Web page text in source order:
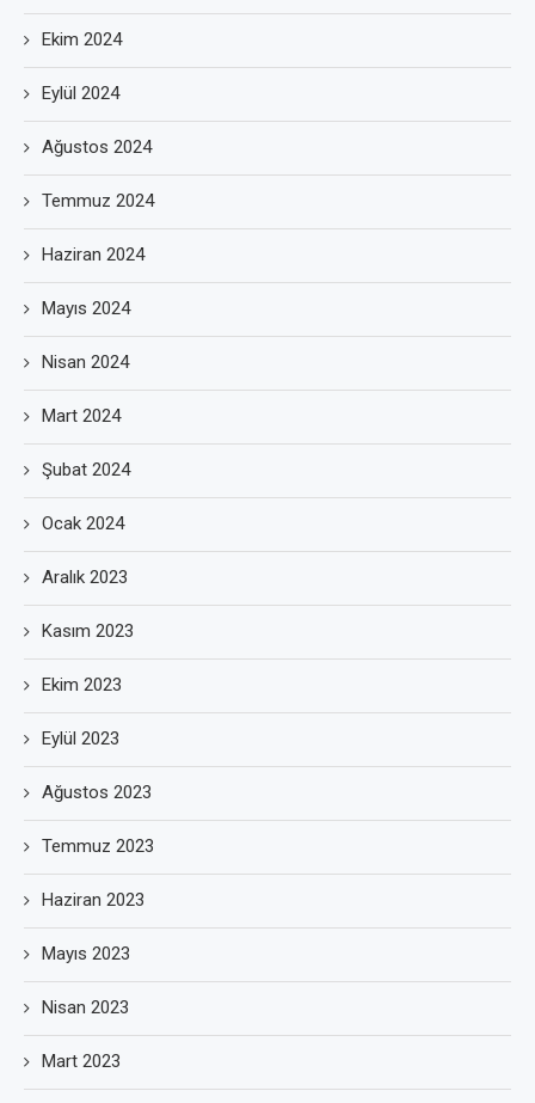
Ekim 2024
Eylül 2024
Ağustos 2024
Temmuz 2024
Haziran 2024
Mayıs 2024
Nisan 2024
Mart 2024
Şubat 2024
Ocak 2024
Aralık 2023
Kasım 2023
Ekim 2023
Eylül 2023
Ağustos 2023
Temmuz 2023
Haziran 2023
Mayıs 2023
Nisan 2023
Mart 2023